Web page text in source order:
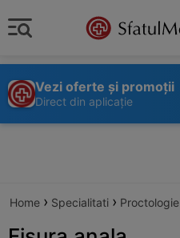
Vezi oferte și promoții
Direct din aplicație
Home › Specialitati › Proctologie